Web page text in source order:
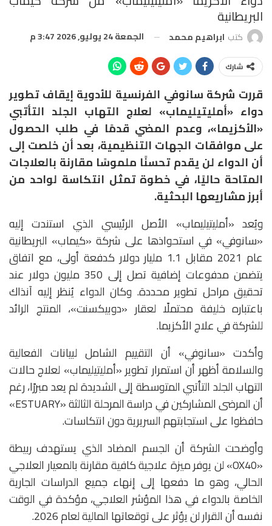
البريطانية
كتب ابراهيم محمد الجمعة 24 يوليو, 2026 3:47 م
شارك
قررت شركة سانوفي الفرنسية للأدوية إيقاف تطوير
دواء «أمليتيليماب» لعلاج التهاب الجلد التأتبي
«الأكزيما»، وعدم المضي قدمًا في طلب الحصول
على موافقات الجهات التنظيمية، بعد أن خلصت إلى
أن الدواء لن يقدم تحسنًا ملموسًا مقارنة بالعلاجات
المتاحة حاليًا، في خطوة تمثل انتكاسة لواحد من
أبرز مشاريعها البحثية.
ويُعد «أمليتيليماب» الأصل الرئيسي الذي استندت إليه
«سانوفي» في استحواذها على شركة «كيماب» البريطانية
عام 2021 مقابل 1.1 مليار دولار كدفعة أولى، مع اتفاق
يتضمن مدفوعات إضافية تصل إلى 350 مليون دولار عند
تحقيق مراحل تطوير محددة. وكان الدواء يُنظر إليه آنذاك
باعتباره خليفة محتملًا لعقار «دوبيكسنت»، المنتج الرائد
للشركة في علاج الأكزيما.
وأكدت «سانوفي» أن التقييم الشامل لبيانات الفعالية
والسلامة أظهر أن استمرار تطوير «أمليتيليماب» لعلاج حالات
التهاب الجلد التأتبي المتوسطة إلى الشديدة لم يعد مبررًا، رغم
أن المرضى المشاركين في دراسة المرحلة الثالثة «ESTUARY»
حافظوا على استجابتهم السريرية دون انتكاسات.
وأوضحت الشركة أن الجسم المضاد الذي يستهدف ربيطة
«OX40» لن يوفر ميزة علاجية كافية مقارنة بالمعيار العلاجي
الحالي، وهو ما دفعها إلى إنهاء جميع الدراسات الجارية
الخاصة بالدواء في هذا المؤشر العلاجي، مؤكدة في الوقت
نفسه أن القرار لن يؤثر على توقعاتها المالية لعام 2026.